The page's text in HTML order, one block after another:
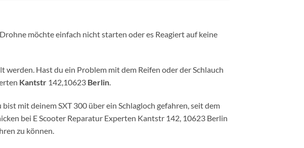
möchte einfach nicht starten oder es Reagiert auf keine
Hast du ein Problem mit dem Reifen oder der Schlauch
Kantstr 142,10623 Berlin.
mit deinem SXT 300 über ein Schlagloch gefahren, seit dem
bei E Scooter Reparatur Experten Kantstr 142, 10623 Berlin
zu können.